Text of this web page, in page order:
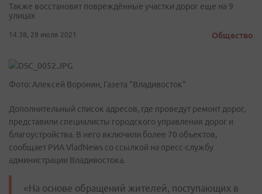
Также восстановят повреждённые участки дорог еще на 9
улицах
14:38, 28 июля 2021 Общество
Фото: Алексей Воронин, Газета "Владивосток"
Дополнительный список адресов, где проведут ремонт дорог,
представили специалисты городского управления дорог и
благоустройства. В него включили более 70 объектов,
сообщает РИА VladNews со ссылкой на пресс-службу
администрации Владивостока.
«На основе обращений жителей, поступающих в